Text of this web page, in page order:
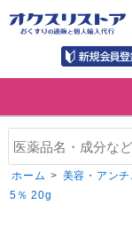
ホーム > 美容・アン
5％ 20g